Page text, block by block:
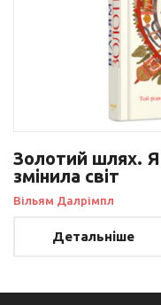
Золотий шлях.
змінила світ
Вільям Далрімпл
Детальніше